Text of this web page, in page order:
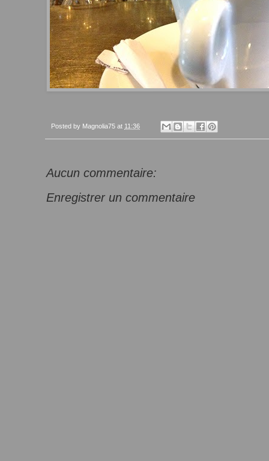
Posted by Magnolia75 at 11:36
Aucun commentaire:
Enregistrer un commentaire